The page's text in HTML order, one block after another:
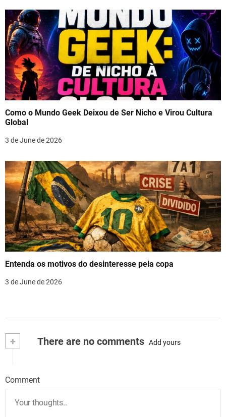
Como o Mundo Geek Deixou de Ser Nicho e Virou Cultura
Global
3 de June de 2026
Entenda os motivos do desinteresse pela copa
3 de June de 2026
+ There are no comments Add yours
Comment